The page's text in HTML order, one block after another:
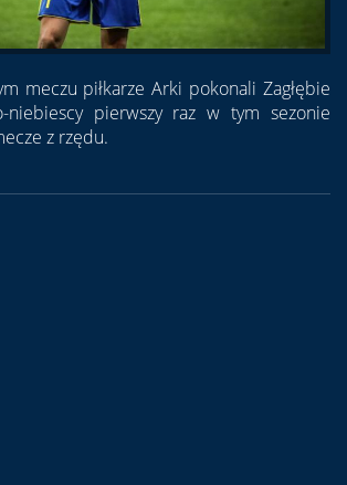
meczu piłkarze Arki pokonali Zagłębie
niebiescy pierwszy raz w tym sezonie
z rzędu.